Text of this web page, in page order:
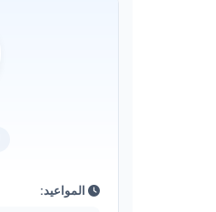
المواعيد: